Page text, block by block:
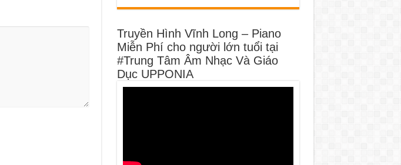
Truyền Hình Vĩnh Long – Piano
Miễn Phí cho người lớn tuổi tại
#Trung Tâm Âm Nhạc Và Giáo
Dục UPPONIA